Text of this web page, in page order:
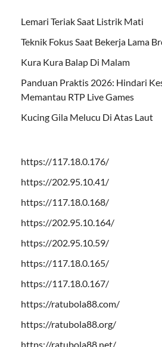
Lemari Teriak Saat Listrik Mati
Teknik Fokus Saat Bekerja Lama
Kura Kura Balap Di Malam
Panduan Praktis 2026: Hindari
Memantau RTP Live Games
Kucing Gila Melucu Di Atas Laut
https://117.18.0.176/
https://202.95.10.41/
https://117.18.0.168/
https://202.95.10.164/
https://202.95.10.59/
https://117.18.0.165/
https://117.18.0.167/
https://ratubola88.com/
https://ratubola88.org/
https://ratubola88.net/